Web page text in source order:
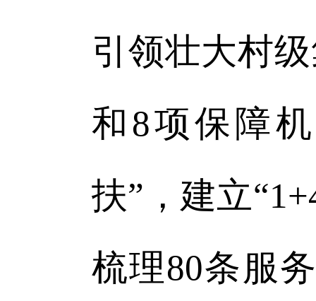
引领壮大村
和8项保障
扶”，建立
梳理80条服